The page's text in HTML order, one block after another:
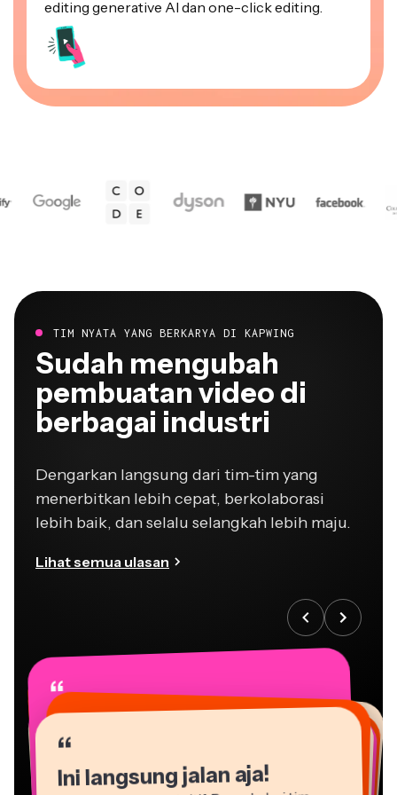
Sudah mengubah
pembuatan video di
berbagai industri
menerbitkan lebih cepat, berkolaborasi
lebih baik, dan selalu selangkah lebih maju.
“
Ini langsung jalan aja!
Kapwing sangat intuitif. Banyak dari tim
“
“
“
“
“
“ “
“
“
“